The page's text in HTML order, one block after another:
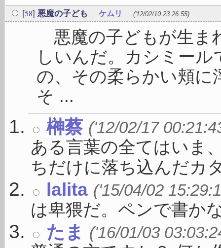
[58] 悪魔の子ども ケムリ ('12/02/10 23:26:55)
悪魔の子どもが生ま
しいんだ。カシミー
の、その柔らかい頬に
そ ...
榊蔡 ('12/02/17
ある言葉の全てはいま
ちだけに落ち込んだカ
lalita ('15/04/02
は卑猥だ。ペンで書か
たま ('16/01/03